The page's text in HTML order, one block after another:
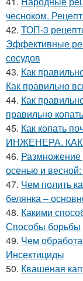
чесноком.
42. ТОП-3
Эффективные
сосудов
43. Как
Как правильно
44. Как
правильно
45. Как копать
ИНЖЕНЕРА.
46.
осенью и
47. Чем полить
белянка –
48. Какими
Способы борьбы
49. Чем
Инсектициды
50. Квашеная